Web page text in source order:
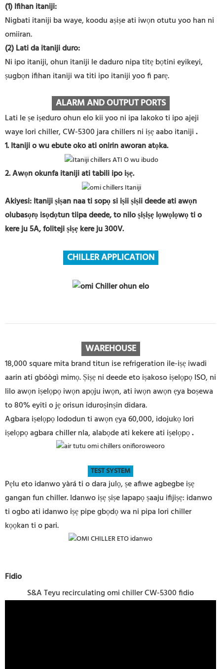
(1) Ifihan itaniji:
Nigbati itaniji ba waye, koodu aṣiṣe ati iwọn otutu yoo han ni
omiiran.
(2) Lati da itaniji duro:
Ni ipo itaniji, ohun itaniji le daduro nipa titẹ bọtini eyikeyi,
ṣugbọn ifihan itaniji wa titi ipo itaniji yoo fi parẹ.
ALARM AND OUTPUT PORTS
Lati le ṣe iṣeduro ohun elo kii yoo ni ipa lakoko ti ipo ajeji
waye lori chiller, CW-5300 jara chillers ni iṣẹ aabo itaniji.
1. Itaniji o wu ebute oko ati onirin aworan atọka.
2. Awọn okunfa itaniji ati tabili ipo iṣẹ.
Akiyesi: Itaniji ṣiṣan naa ti sopọ si iṣii ṣiṣii deede ati awọn
olubasọrọ isọdọtun tiipa deede, to nilo ṣiṣiṣẹ lọwọlọwọ ti o
kere ju 5A, foliteji ṣiṣẹ kere ju 300V.
CHILLER APPLICATION
WAREHOUSE
18,000 square mita brand titun ise refrigeration ile-iṣẹ iwadi
aarin ati gbóògì mimọ. Ṣiṣẹ ni deede eto iṣakoso iṣelọpọ ISO, ni
lilo awọn iṣelọpọ iwọn apọju iwọn, ati iwọn awọn ẹya boṣewa
to 80% eyiti o jẹ orisun iduroṣinṣin didara.
Agbara iṣelọpọ lododun ti awọn ẹya 60,000, idojukọ lori
iṣelọpọ agbara chiller nla, alabọde ati kekere ati iṣelọpọ.
TEST SYSTEM
Pẹlu eto idanwo yàrá ti o dara julọ, ṣe afiwe agbegbe iṣẹ
gangan fun chiller. Idanwo iṣẹ ṣiṣe lapapọ ṣaaju ifijiṣẹ: idanwo
ti ogbo ati idanwo iṣẹ pipe gbọdọ wa ni pipa lori chiller
kọọkan ti o pari.
Fidio
S&A Teyu recirculating omi chiller CW-5300 fidio